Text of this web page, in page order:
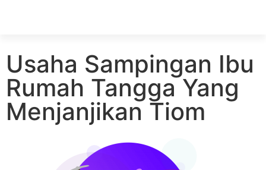
Usaha Sampingan Ibu
Rumah Tangga Yang
Menjanjikan Tiom